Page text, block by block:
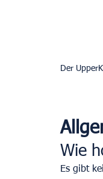
Der
Wie
Es gibt